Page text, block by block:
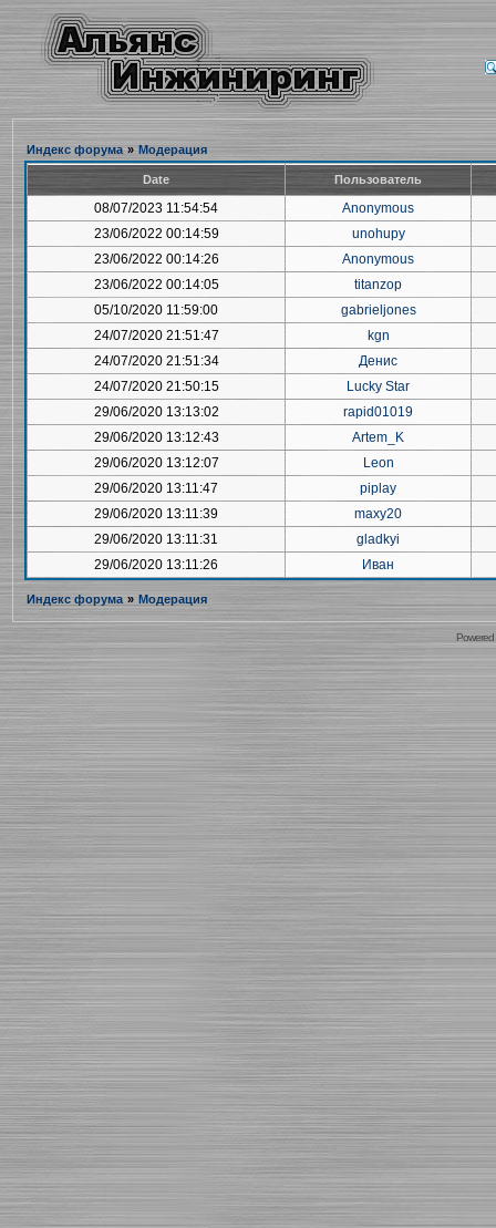
Индекс форума » Модерация
Date Пользователь
08/07/2023 11:54:54
Anonymous
23/06/2022 00:14:59
unohupy
23/06/2022 00:14:26
Anonymous
23/06/2022 00:14:05
titanzop
05/10/2020 11:59:00
gabrieljones
24/07/2020 21:51:47
kgn
24/07/2020 21:51:34
Денис
24/07/2020 21:50:15
Lucky Star
29/06/2020 13:13:02
rapid01019
29/06/2020 13:12:43
Artem_K
29/06/2020 13:12:07
Leon
29/06/2020 13:11:47
piplay
29/06/2020 13:11:39
maxy20
29/06/2020 13:11:31
gladkyi
29/06/2020 13:11:26
Иван
Индекс форума » Модерация